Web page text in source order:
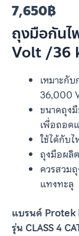
7,650฿
ถุงมือกัน
Volt /36
เหมาะกั
36,000
ขนาดถุง
เพื่อถอด
ใช้ได้กับ
ถุงมือผลิ
ควรสวม
แทงทะลุ
แบรนด์ Protek
รุ่น CLASS 4